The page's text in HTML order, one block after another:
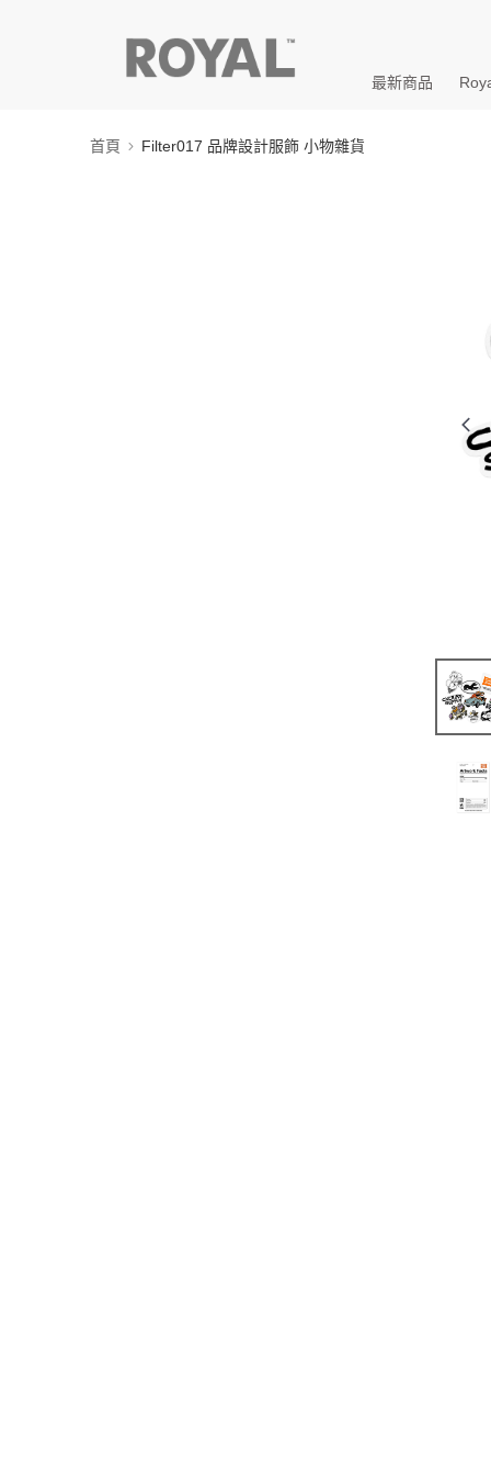
最新商品
首頁 Filter017 品牌設計服飾 小物雜貨